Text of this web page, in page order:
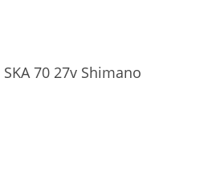
70 27v Shimano